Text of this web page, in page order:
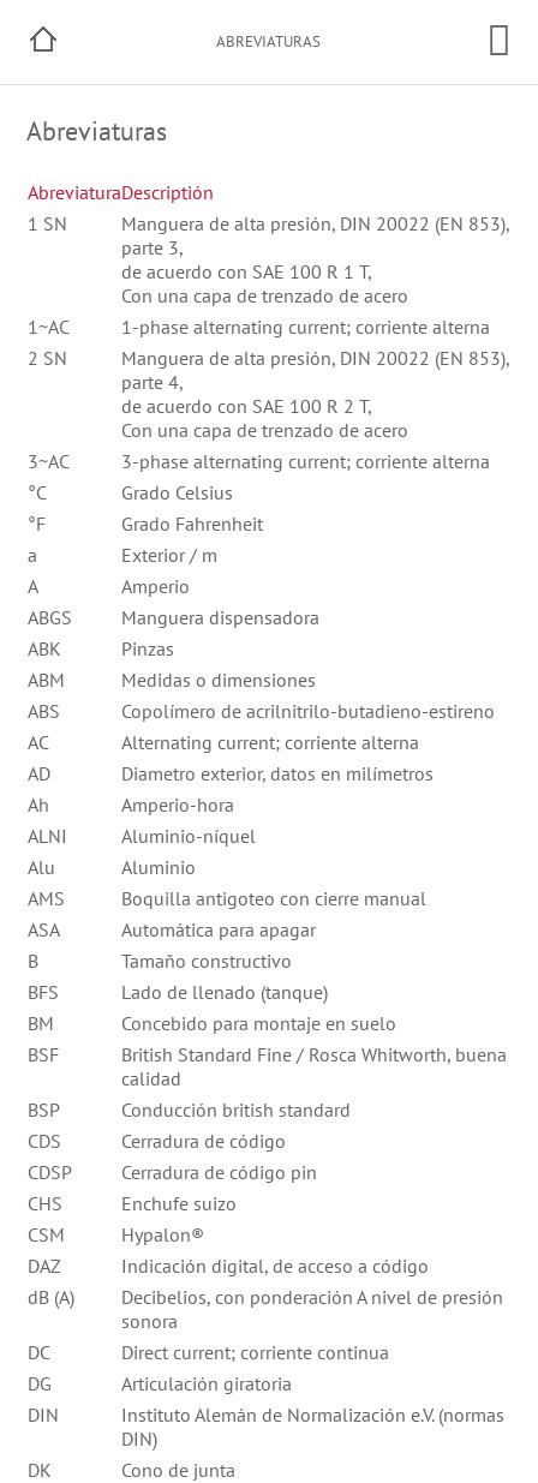
ABREVIATURAS
Abreviaturas
AbreviaturaDescriptión
1 SN
Manguera de alta presión, DIN 20022 (EN 853),
parte 3,
de acuerdo con SAE 100 R 1 T,
Con una capa de trenzado de acero
1~AC
1-phase alternating current; corriente alterna
2 SN
Manguera de alta presión, DIN 20022 (EN 853),
parte 4,
de acuerdo con SAE 100 R 2 T,
Con una capa de trenzado de acero
3~AC
3-phase alternating current; corriente alterna
°C
Grado Celsius
°F
Grado Fahrenheit
a
Exterior / m
A
Amperio
ABGS
Manguera dispensadora
ABK
Pinzas
ABM
Medidas o dimensiones
ABS
Copolímero de acrilnitrilo-butadieno-estireno
AC
Alternating current; corriente alterna
AD
Diametro exterior, datos en milímetros
Ah
Amperio-hora
ALNI
Aluminio-níquel
Alu
Aluminio
AMS
Boquilla antigoteo con cierre manual
ASA
Automática para apagar
B
Tamaño constructivo
BFS
Lado de llenado (tanque)
BM
Concebido para montaje en suelo
BSF
British Standard Fine / Rosca Whitworth, buena
calidad
BSP
Conducción british standard
CDS
Cerradura de código
CDSP
Cerradura de código pin
CHS
Enchufe suizo
CSM
Hypalon®
DAZ
Indicación digital, de acceso a código
dB (A)
Decibelios, con ponderación A nivel de presión
sonora
DC
Direct current; corriente continua
DG
Articulación giratoria
DIN
Instituto Alemán de Normalización e.V. (normas
DIN)
DK
Cono de junta